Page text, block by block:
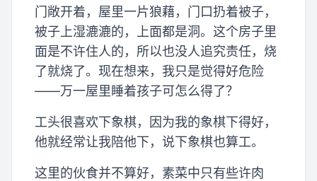
门敞开着，屋里一片狼藉，门口扔着被子，
被子上湿漉漉的，上面都是洞。这个房子里
面是不许住人的，所以也没人追究责任，烧
了就烧了。现在想来，我只是觉得好危险
——万一屋里睡着孩子可怎么得了？
工头很喜欢下象棋，因为我的象棋下得好，
他就经常让我陪他下，说下象棋也算工。
这里的伙食并不算好，素菜中只有些许肉